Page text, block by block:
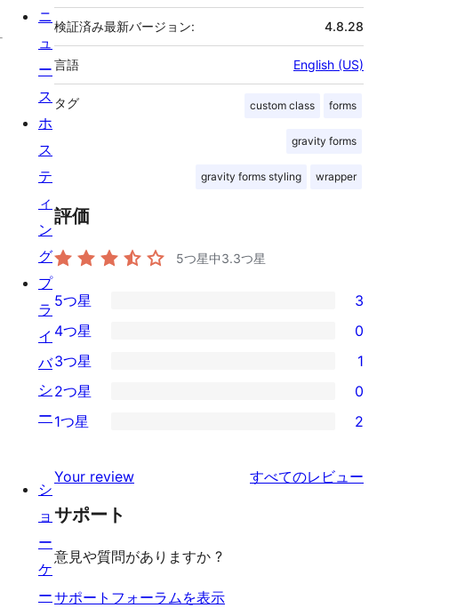
検証済み最新バージョン: 4.8.28
言語 English (US)
タグ custom class forms
gravity forms
gravity forms styling wrapper
評価
5つ星中3.3つ星
3
5-
星
レ
ビ
ー
5つ星 3
4-
星
レ
ュ
ー
4つ星 0
1
3-
星
ビ
ュ
3つ星 1
2-
レ
ビ
ー
2つ星 0
星
レ
ュ
ー
1つ星 2
Your review すべてのレビュー
サポート
意見や質問がありますか ?
サポートフォーラムを表示
ニ
ュ
ー
ス
ホ
ス
テ
ィ
ン
グ
プ
ラ
イ
バ
シ
ー
シ
ョ
ー
ケ
ー